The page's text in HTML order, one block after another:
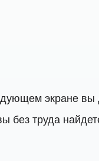
экране вы
без труда